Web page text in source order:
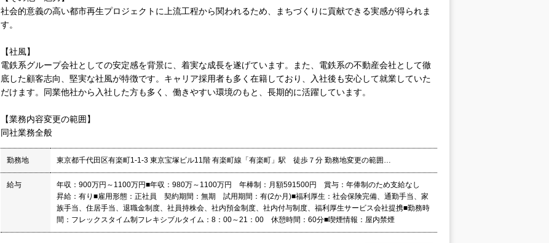
社会的意義の高い都市再生プロジェクトに上流工程から関われるため、まちづくりに貢献できる実感が得られま
す。
【社風】
電鉄系グループ会社としての安定感を背景に、着実な成長を遂げています。また、電鉄系の不動産会社として徹
底した顧客志向、堅実な社風が特徴です。キャリア採用者も多く在籍しており、入社後も安心して就業していた
だけます。同業他社から入社した方も多く、働きやすい環境のもと、長期的に活躍しています。
【業務内容変更の範囲】
同社業務全般
勤務地 東京都千代田区有楽町1-1-3 東京宝塚ビル11階 有楽町線「有楽町」駅 徒歩７分 勤務地変更の範囲…
給与
年収：900万円～1100万円■年収：980万～1100万円 年棒制：月額591500円 賞与：年俸制のため支給なし
昇給：有り■雇用形態：正社員 契約期間：無期 試用期間：有(2か月)■福利厚生：社会保険完備、通勤手当、家
族手当、住居手当、退職金制度、社員持株会、社内預金制度、社内付与制度、福利厚生サービス会社提携■勤務時
間：フレックスタイム制フレキシブルタイム：8：00～21：00 休憩時間：60分■喫煙情報：屋内禁煙